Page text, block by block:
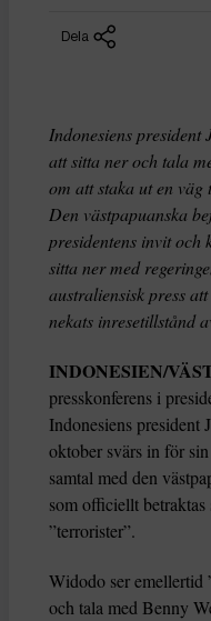
Dela
Indonesiens
att sitta ner och tala
om att staka ut en
Den västpapuanska
presidentens invit
sitta ner med
australiensisk press
nekats inresetillstånd
INDONESIEN/
presskonferens i
Indonesiens president
oktober svärs in för
samtal med den
som officiellt betraktas
”terrorister”.
Widodo ser emellertid
och tala med Benny